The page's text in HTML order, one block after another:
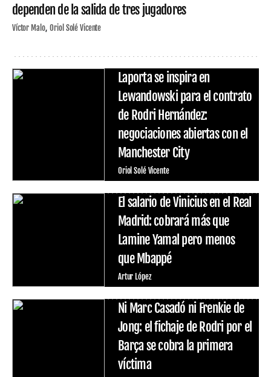
dependen de la salida de tres jugadores
Víctor Malo Oriol Solé Vicente
Laporta se inspira en
Lewandowski para el contrato
de Rodri Hernández:
negociaciones abiertas con el
Manchester City
Oriol Solé Vicente
El salario de Vinicius en el Real
Madrid: cobrará más que
Lamine Yamal pero menos
que Mbappé
Artur López
Ni Marc Casadó ni Frenkie de
Jong: el fichaje de Rodri por el
Barça se cobra la primera
víctima